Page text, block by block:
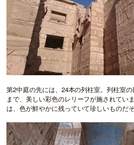
第2中庭の先には、24本の列柱室。列柱室
まで、美しい彩色のレリーフが施されてい
は、色が鮮やかに残っていて珍しいものだそ